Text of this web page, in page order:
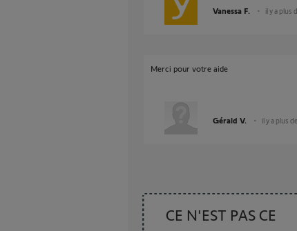
Vanessa F. il y a plus
Merci pour votre aide
Gérald V. il y a plus
CE N'EST PAS CE